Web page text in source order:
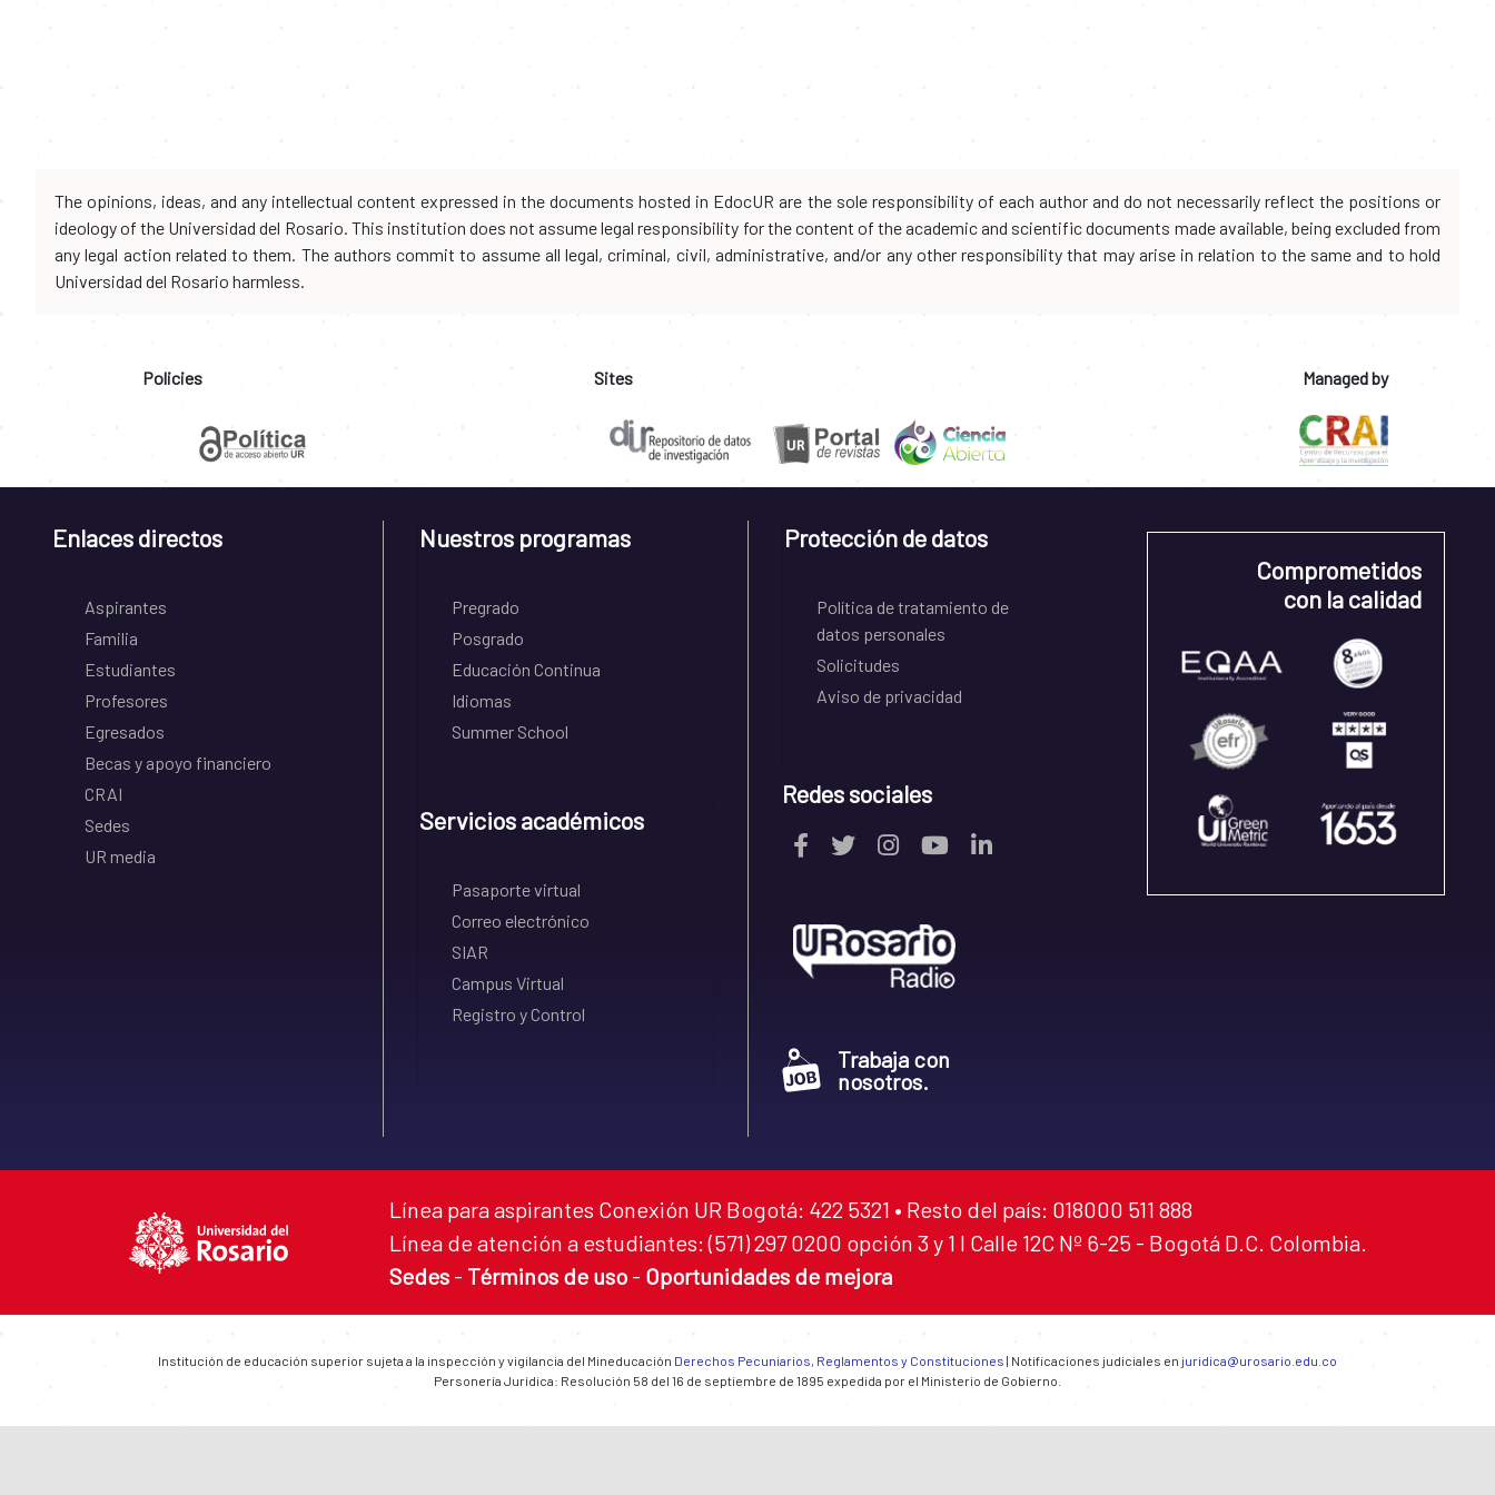
The opinions, ideas, and any intellectual content expressed in the documents hosted in EdocUR are the sole responsibility of each author and do not necessarily reflect the positions or
ideology of the Universidad del Rosario. This institution does not assume legal responsibility for the content of the academic and scientific documents made available, being excluded from
any legal action related to them. The authors commit to assume all legal, criminal, civil, administrative, and/or any other responsibility that may arise in relation to the same and to hold
Universidad del Rosario harmless.
Policies Sites Managed by
Enlaces directos
Aspirantes
Familia
Estudiantes
Profesores
Egresados
Becas y apoyo financiero
CRAI
Sedes
UR media
Nuestros programas
Pregrado
Posgrado
Educación Continua
Idiomas
Summer School
Servicios académicos
Pasaporte virtual
Correo electrónico
SIAR
Campus Virtual
Registro y Control
Protección de datos
Política de tratamiento de
datos personales
Solicitudes
Aviso de privacidad
Redes sociales
Trabaja con
nosotros.
Comprometidos
con la calidad
Línea para aspirantes Conexión UR Bogotá: 422 5321 • Resto del país: 018000 511 888
Línea de atención a estudiantes: (571) 297 0200 opción 3 y 1 I Calle 12C Nº 6-25 - Bogotá D.C. Colombia.
Sedes - Términos de uso - Oportunidades de mejora
Institución de educación superior sujeta a la inspección y vigilancia del Mineducación Derechos Pecuniarios, Reglamentos y Constituciones | Notificaciones judiciales en juridica@urosario.edu.co
Personería Jurídica: Resolución 58 del 16 de septiembre de 1895 expedida por el Ministerio de Gobierno.